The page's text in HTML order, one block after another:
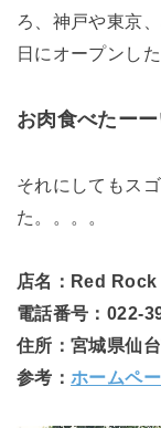
ろ、神戸や東京
日にオープンし
お肉食べたーー
それにしてもス
た。。。。
店名：Red Rock
電話番号：022-
住所：宮城県仙
参考：ホームペ